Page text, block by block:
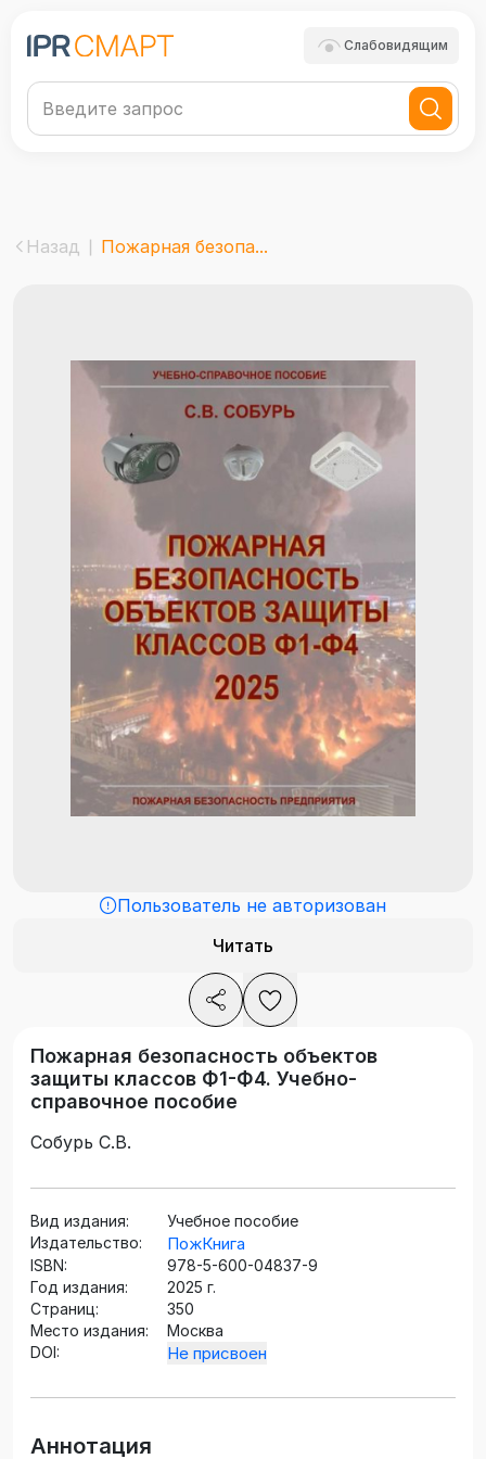
Слабовидящим
Назад Пожарная безопа...
Пользователь не авторизован
Читать
Пожарная безопасность объектов
защиты классов Ф1-Ф4. Учебно-
справочное пособие
Собурь С.В.
Вид издания:
Учебное пособие
Издательство:
ПожКнига
ISBN:
978-5-600-04837-9
Год издания:
2025 г.
Страниц:
350
Место издания:
Москва
DOI:
Не присвоен
Аннотация